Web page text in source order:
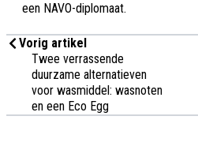
een NAVO-diplomaat.
Vorig artikel
Twee verrassende
duurzame alternatieven
voor wasmiddel: wasnoten
en een Eco Egg